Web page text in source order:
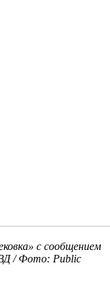
с сообщением
/ Фото: Public